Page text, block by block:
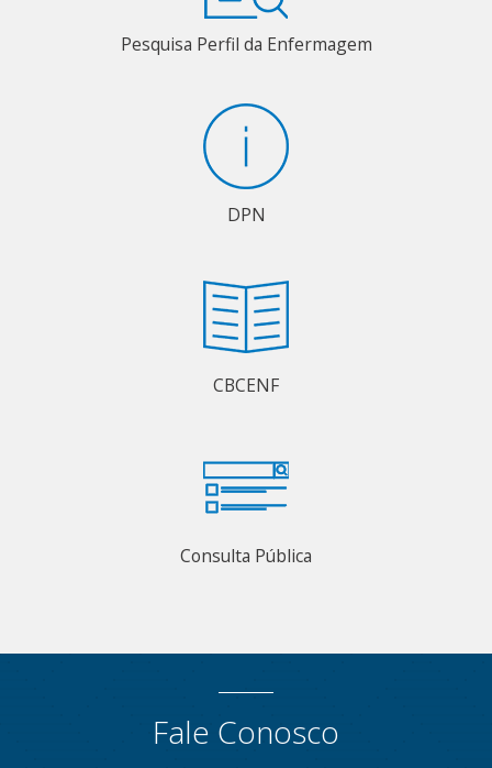
Pesquisa Perfil da Enfermagem
DPN
CBCENF
Consulta Pública
Fale Conosco